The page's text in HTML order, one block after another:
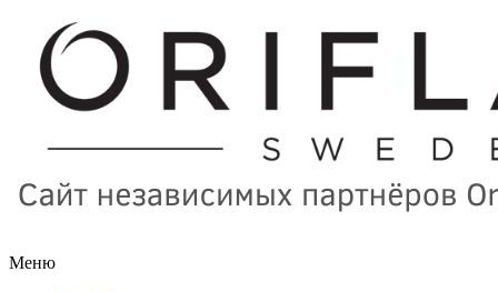
Меню